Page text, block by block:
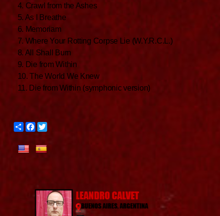
4. Crawl from the Ashes
5. As I Breathe
6. Memoriam
7. Where Your Rotting Corpse Lie (W.Y.R.C.L.)
8. All Shall Burn
9. Die from Within
10. The World We Knew
11. Die from Within (symphonic version)
S
h
r
F
a
e
T
w